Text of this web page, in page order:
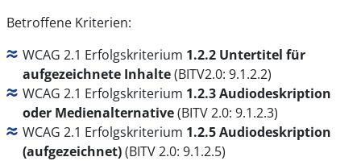
Betroffene Kriterien:
WCAG 2.1 Erfolgskriterium 1.2.2 Untertitel für
aufgezeichnete Inhalte(BITV2.0: 9.1.2.2)
WCAG 2.1 Erfolgskriterium 1.2.3 Audiodeskription
oder Medienalternative(BITV 2.0: 9.1.2.3)
WCAG 2.1 Erfolgskriterium 1.2.5 Audiodeskription
(aufgezeichnet)(BITV 2.0: 9.1.2.5)